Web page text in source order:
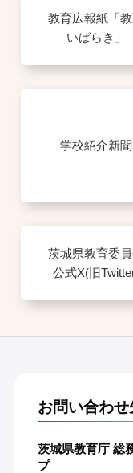
教育広報紙「
いばらき」
学校紹介新聞
茨城県教育委
公式X(旧
お問い合わせ
茨城県教育庁 総
プ